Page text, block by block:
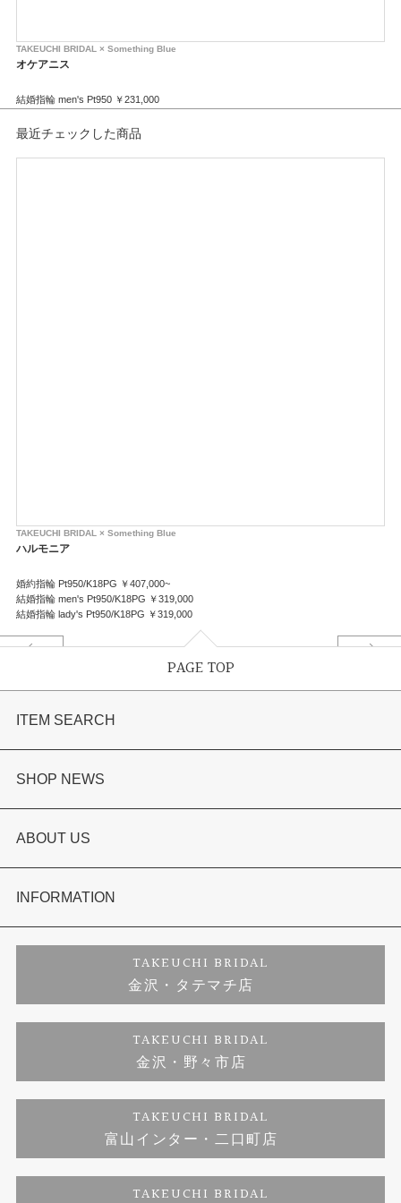
TAKEUCHI BRIDAL × Something Blue
オケアニス
結婚指輪 men's Pt950 ￥231,000
最近チェックした商品
TAKEUCHI BRIDAL × Something Blue
ハルモニア
婚約指輪 Pt950/K18PG ￥407,000~
結婚指輪 men's Pt950/K18PG ￥319,000
結婚指輪 lady's Pt950/K18PG ￥319,000
PAGE TOP
ITEM SEARCH
婚約指輪
結婚指輪
セットリング
婚約ネックレス
ダイヤモンド
ジュエリーリフォーム
SHOP NEWS
選ばれる理由まとめ
お客様の声
プロポーズサポート
ブランドリスト
福井指輪工房｜手作りペアリング
福井指輪工房｜手作り結婚指輪 and 婚約指輪
福井工房｜手作り婚約指輪プロポーズプラン
ABOUT US
会社概要
お客様の声
INFORMATION
プライバシーポリシー
TAKEUCHI BRIDAL
金沢・タテマチ店
TAKEUCHI BRIDAL
金沢・野々市店
TAKEUCHI BRIDAL
富山インター・二口町店
TAKEUCHI BRIDAL